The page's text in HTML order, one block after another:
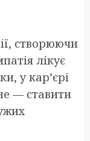
створюючи
лікує
у кар’єрі
— ставити